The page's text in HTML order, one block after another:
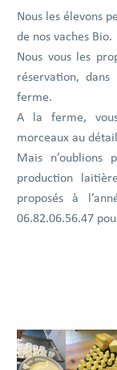
Nous les élevons
de nos vaches Bio.
Nous vous les
réservation,
ferme.
A la ferme,
morceaux au
Mais
production
proposés à
06.82.06.56.47